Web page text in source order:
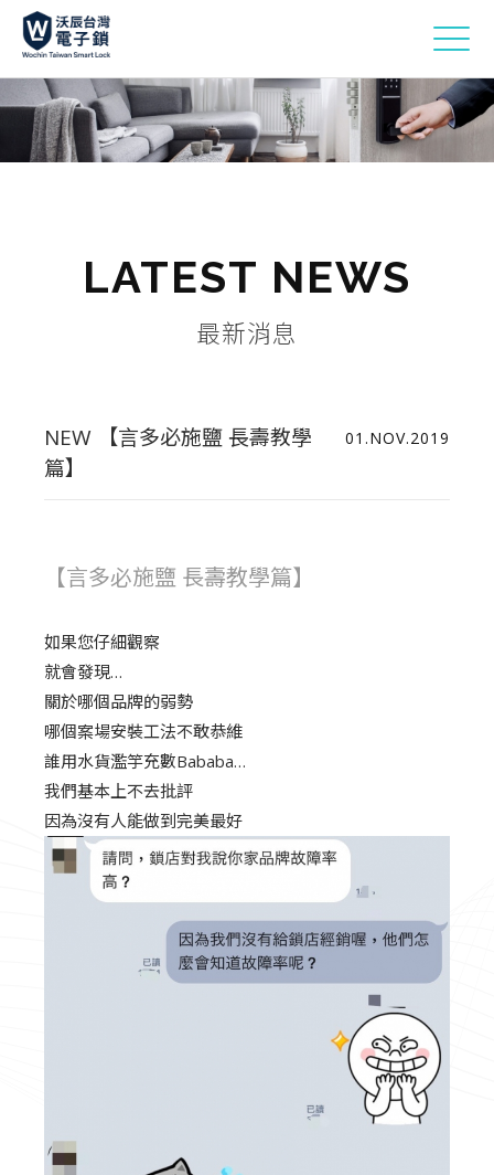
LATEST NEWS
最新消息
01.NOV.2019
NEW 【言多必施鹽 長壽教學
篇】
【言多必施鹽 長壽教學篇】
如果您仔細觀察
就會發現…
關於哪個品牌的弱勢
哪個案場安裝工法不敢恭維
誰用水貨濫竽充數Bababa…
我們基本上不去批評
因為沒有人能做到完美最好